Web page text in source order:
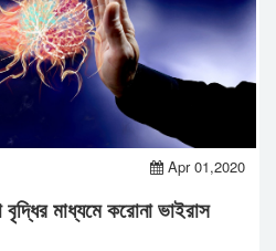
Apr 01,2020
মাধ্যমে করোনা ভাইরাস